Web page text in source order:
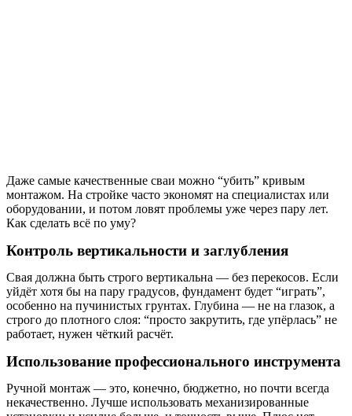
Даже самые качественные сваи можно “убить” кривым
монтажом. На стройке часто экономят на специалистах или
оборудовании, и потом ловят проблемы уже через пару лет.
Как сделать всё по уму?
Контроль вертикальности и заглубления
Свая должна быть строго вертикальна — без перекосов. Если
уйдёт хотя бы на пару градусов, фундамент будет “играть”,
особенно на пучинистых грунтах. Глубина — не на глазок, а
строго до плотного слоя: “просто закрутить, где упёрлась” не
работает, нужен чёткий расчёт.
Использование профессионального инструмента
Ручной монтаж — это, конечно, бюджетно, но почти всегда
некачественно. Лучше использовать механизированные